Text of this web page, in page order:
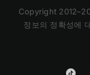
Copyright
정보의 정확성에
Tiktok